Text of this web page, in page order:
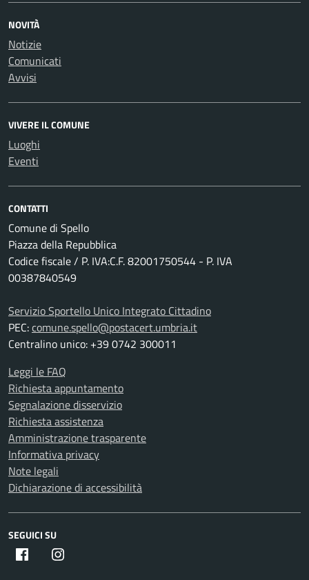
NOVITÀ
Notizie
Comunicati
Avvisi
VIVERE IL COMUNE
Luoghi
Eventi
CONTATTI
Comune di Spello
Piazza della Repubblica
Codice fiscale / P. IVA:C.F. 82001750544 - P. IVA
00387840549
Servizio Sportello Unico Integrato Cittadino
PEC:comune.spello@postacert.umbria.it
Centralino unico: +39 0742 300011
Leggi le FAQ
Richiesta appuntamento
Segnalazione disservizio
Richiesta assistenza
Amministrazione trasparente
Informativa privacy
Note legali
Dichiarazione di accessibilità
SEGUICI SU
Facebook